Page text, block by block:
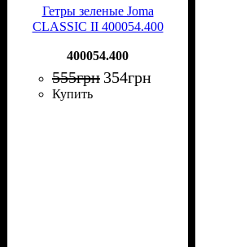
Гетры зеленые Joma
CLASSIC II 400054.400
400054.400
555грн 354грн
Купить